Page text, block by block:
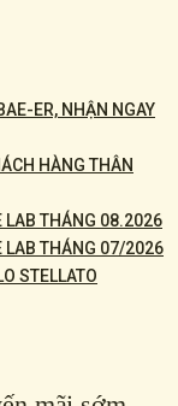
ER, NHẬN NGAY
HÀNG THÂN
LAB THÁNG 08.2026
LAB THÁNG 07/2026
STELLATO